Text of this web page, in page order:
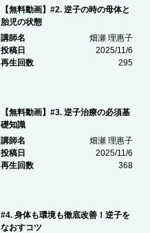
【無料動画】#2. 逆子の時の母体と
胎児の状態
講師名
畑瀬 理惠子
投稿日
2025/11/6
再生回数
295
【無料動画】#3. 逆子治療の必須基
礎知識
講師名
畑瀬 理惠子
投稿日
2025/11/6
再生回数
368
#4. 身体も環境も徹底改善！逆子を
なおすコツ